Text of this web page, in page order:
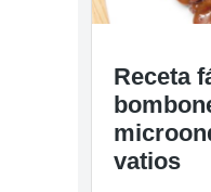
Receta
vatios